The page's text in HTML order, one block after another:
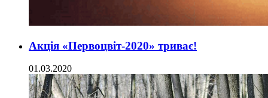
Акція «Первоцвіт-2020» триває!
01.03.2020